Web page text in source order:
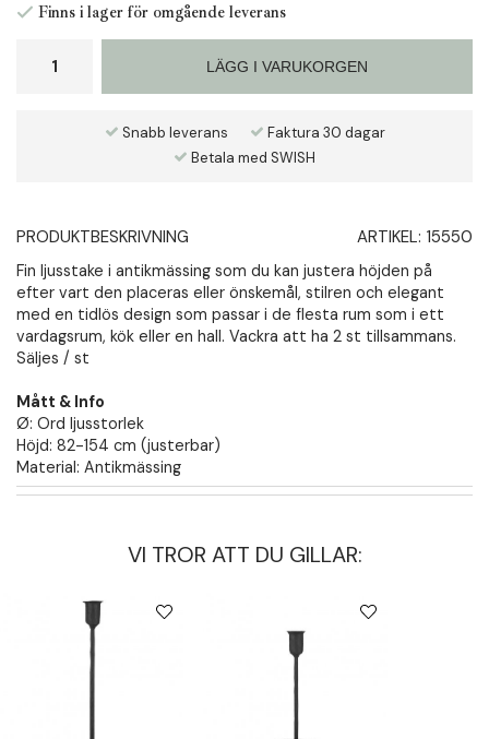
Finns i lager för omgående leverans
LÄGG I VARUKORGEN
Snabb leverans
Faktura 30 dagar
Betala med SWISH
PRODUKTBESKRIVNING ARTIKEL: 15550
Fin ljusstake i antikmässing som du kan justera höjden på
efter vart den placeras eller önskemål, stilren och elegant
med en tidlös design som passar i de flesta rum som i ett
vardagsrum, kök eller en hall. Vackra att ha 2 st tillsammans.
Säljes / st
Mått & Info
Ø: Ord ljusstorlek
Höjd: 82-154 cm (justerbar)
Material: Antikmässing
VI TROR ATT DU GILLAR: